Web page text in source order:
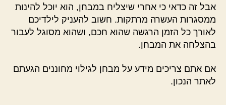
אבל זה כדאי כי אחרי שיצליח במבחן, הוא יוכל להינות
ממסגרות העשרה מרתקות. חשוב להעניק לילדיכם
לאורך כל הזמן הרגשה שהוא חכם, ושהוא מסוגל לעבור
בהצלחה את המבחן.
אם אתם צריכים מידע על מבחן לגילוי מחוננים הגעתם
לאתר הנכון.